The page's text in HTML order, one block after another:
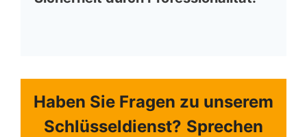
Haben Sie Fragen zu unserem
Schlüsseldienst? Sprechen